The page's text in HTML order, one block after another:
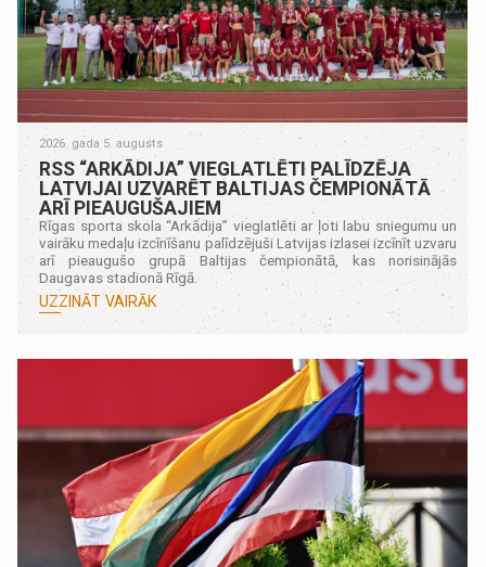
2026. gada 5. augusts
RSS “ARKĀDIJA” VIEGLATLĒTI PALĪDZĒJA
LATVIJAI UZVARĒT BALTIJAS ČEMPIONĀTĀ
ARĪ PIEAUGUŠAJIEM
Rīgas sporta skola “Arkādija” vieglatlēti ar ļoti labu sniegumu un
vairāku medaļu izcīnīšanu palīdzējuši Latvijas izlasei izcīnīt uzvaru
arī pieaugušo grupā Baltijas čempionātā, kas norisinājās
Daugavas stadionā Rīgā.
UZZINĀT VAIRĀK